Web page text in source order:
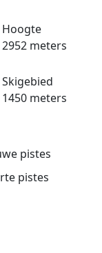
Hoogte
2952 meters
Skigebied
1450 meters
pistes
pistes